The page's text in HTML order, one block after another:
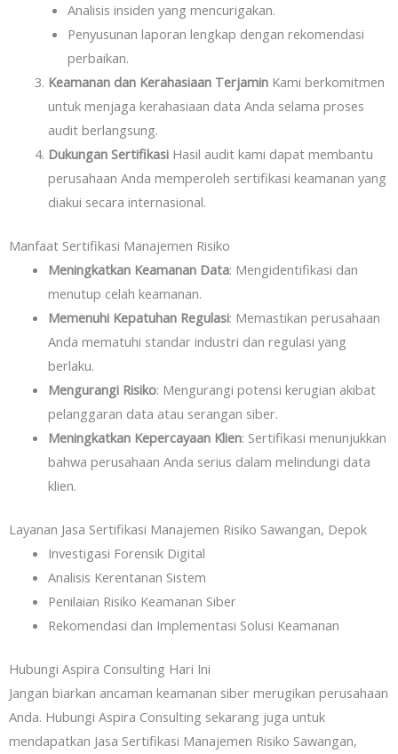
Analisis insiden yang mencurigakan.
Penyusunan laporan lengkap dengan rekomendasi
perbaikan.
Keamanan dan Kerahasiaan TerjaminKami berkomitmen
untuk menjaga kerahasiaan data Anda selama proses
audit berlangsung.
Dukungan SertifikasiHasil audit kami dapat membantu
perusahaan Anda memperoleh sertifikasi keamanan yang
diakui secara internasional.
Manfaat Sertifikasi Manajemen Risiko
Meningkatkan Keamanan Data: Mengidentifikasi dan
menutup celah keamanan.
Memenuhi Kepatuhan Regulasi: Memastikan perusahaan
Anda mematuhi standar industri dan regulasi yang
berlaku.
Mengurangi Risiko: Mengurangi potensi kerugian akibat
pelanggaran data atau serangan siber.
Meningkatkan Kepercayaan Klien: Sertifikasi menunjukkan
bahwa perusahaan Anda serius dalam melindungi data
klien.
Layanan Jasa Sertifikasi Manajemen Risiko Sawangan, Depok
Investigasi Forensik Digital
Analisis Kerentanan Sistem
Penilaian Risiko Keamanan Siber
Rekomendasi dan Implementasi Solusi Keamanan
Hubungi Aspira Consulting Hari Ini
Jangan biarkan ancaman keamanan siber merugikan perusahaan
Anda. Hubungi Aspira Consulting sekarang juga untuk
mendapatkan Jasa Sertifikasi Manajemen Risiko Sawangan,